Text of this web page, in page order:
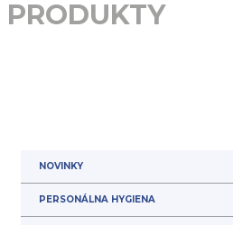
PRODUKTY
NOVINKY
PERSONÁLNA HYGIENA